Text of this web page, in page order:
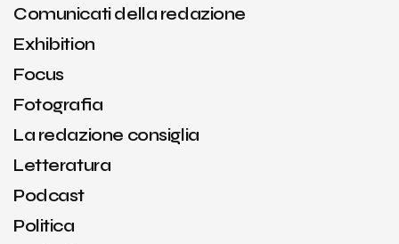
Comunicati della redazione
Exhibition
Focus
Fotografia
La redazione consiglia
Letteratura
Podcast
Politica